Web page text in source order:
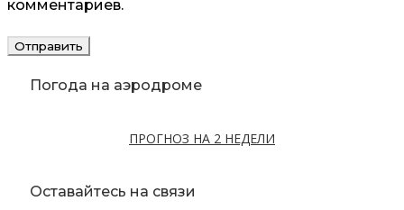
комментариев.
Погода на аэродроме
ПРОГНОЗ НА 2 НЕДЕЛИ
Оставайтесь на связи